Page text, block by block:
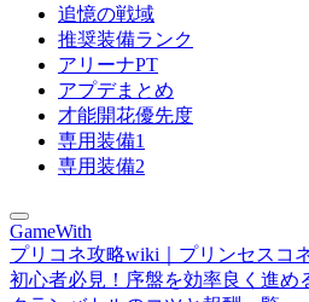
追憶の戦域
推奨装備ランク
アリーナPT
アプデまとめ
才能開花優先度
専用装備1
専用装備2
GameWith
プリコネ攻略wiki｜プリンセスコ
初心者必見！序盤を効率良く進め